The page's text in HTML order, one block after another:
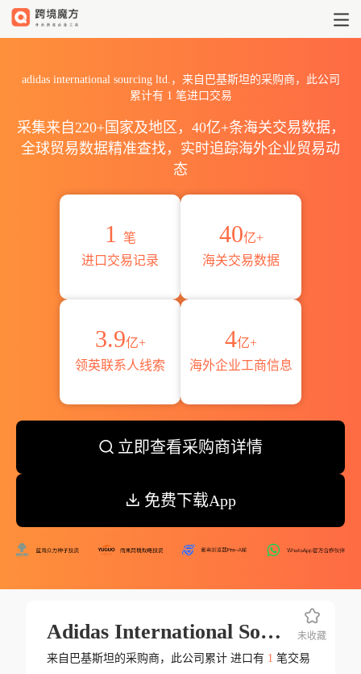
adidas international sourcing ltd.，来自巴基斯坦的采购商，此公司
累计有 1 笔进口交易
采集来自220+国家及地区，40亿+条海关交易数据，
全球贸易数据精准查找，实时追踪海外企业贸易动
态
1
笔
进口交易记录
40亿+
海关交易数据
3.9亿+
领英联系人线索
4亿+
海外企业工商信息
立即查看采购商详情
免费下载App
Adidas International Sourcing Ltd.
来自巴基斯坦的采购商，此公司累计 进口有 1 笔交易
未收藏